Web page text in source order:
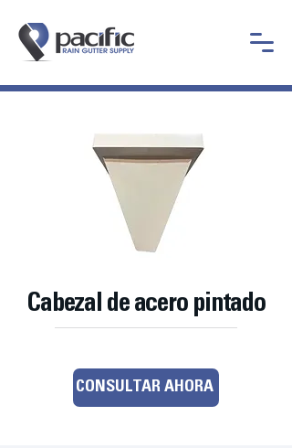
Cabezal de acero pintado
CONSULTAR AHORA